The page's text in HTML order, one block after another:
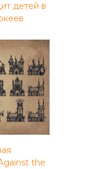
детей в
the